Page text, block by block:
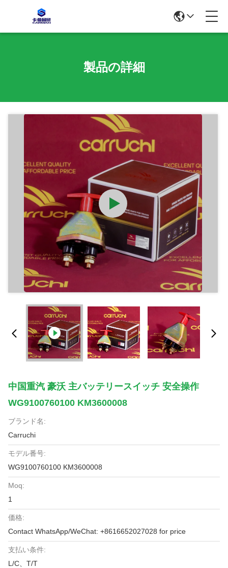
製品の詳細
中国重汽 豪沃 主バッテリースイッチ 安全操作
WG9100760100 KM3600008
ブランド名:
Carruchi
モデル番号:
WG9100760100 KM3600008
Moq:
1
価格:
Contact WhatsApp/WeChat: +8616652027028 for price
支払い条件:
L/C、T/T